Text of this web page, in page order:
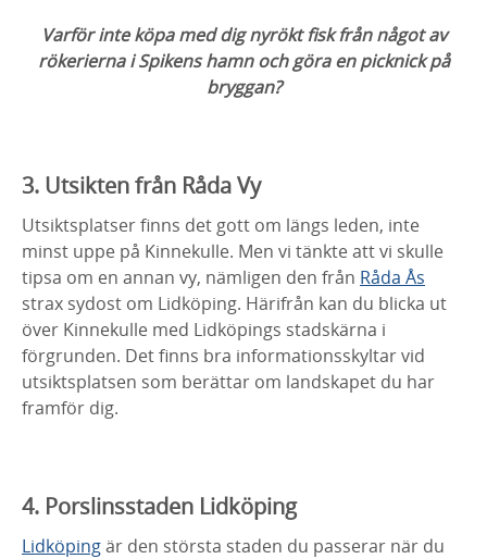
Varför inte köpa med dig nyrökt fisk från något av
rökerierna i Spikens hamn och göra en picknick på
bryggan?
3. Utsikten från Råda Vy
Utsiktsplatser finns det gott om längs leden, inte
minst uppe på Kinnekulle. Men vi tänkte att vi skulle
tipsa om en annan vy, nämligen den från Råda Ås
strax sydost om Lidköping. Härifrån kan du blicka ut
över Kinnekulle med Lidköpings stadskärna i
förgrunden. Det finns bra informationsskyltar vid
utsiktsplatsen som berättar om landskapet du har
framför dig.
4. Porslinsstaden Lidköping
Lidköpingär den största staden du passerar när du